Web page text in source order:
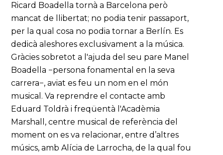
Ricard Boadella tornà a Barcelona però
mancat de llibertat; no podia tenir passaport,
per la qual cosa no podia tornar a Berlín. Es
dedicà aleshores exclusivament a la música.
Gràcies sobretot a l'ajuda del seu pare Manel
Boadella −persona fonamental en la seva
carrera−, aviat es feu un nom en el món
musical. Va reprendre el contacte amb
Eduard Toldrà i freqüentà l'Acadèmia
Marshall, centre musical de referència del
moment on es va relacionar, entre d’altres
músics, amb Alícia de Larrocha, de la qual fou